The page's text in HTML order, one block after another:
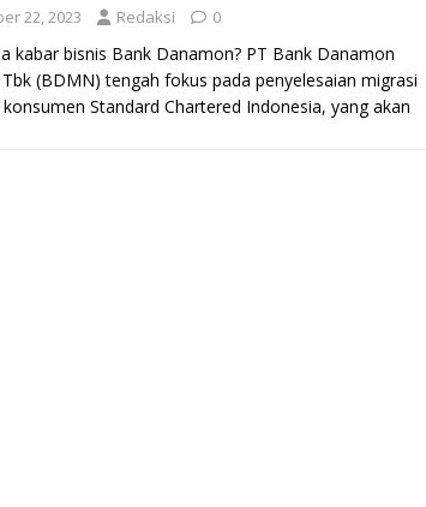
22, 2023 Redaksi 0
kabar bisnis Bank Danamon? PT Bank Danamon
(BDMN) tengah fokus pada penyelesaian migrasi
Standard Chartered Indonesia, yang akan